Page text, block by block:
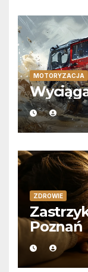
MOTORYZACJA
ZDROWIE
Poznań